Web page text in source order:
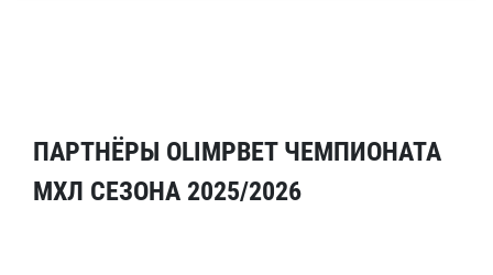
ПАРТНЁРЫ OLIMPBET ЧЕМПИОНАТА
МХЛ СЕЗОНА 2025/2026